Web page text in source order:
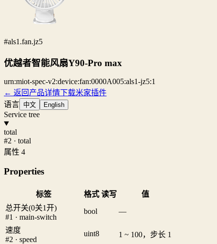
#als1.fan.jz5
优越者智能风扇Y90-Pro max
urn:miot-spec-v2:device:fan:0000A005:als1-jz5:1
← 返回产品详情下载米家插件
语言 中文 English
Service tree
total
#2 · total
属性 4
Properties
标签 格式 读写
值
总开关(0关1开)
#1 · main-switch
bool —
速度
#2 · speed
uint8 1 ~ 100，步长 1